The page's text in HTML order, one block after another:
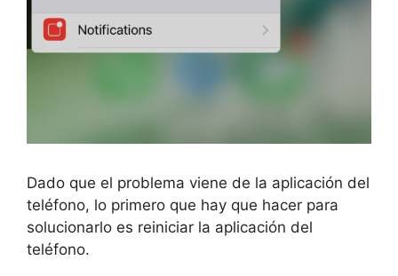
Dado que el problema viene de la aplicación del
teléfono, lo primero que hay que hacer para
solucionarlo es reiniciar la aplicación del
teléfono.